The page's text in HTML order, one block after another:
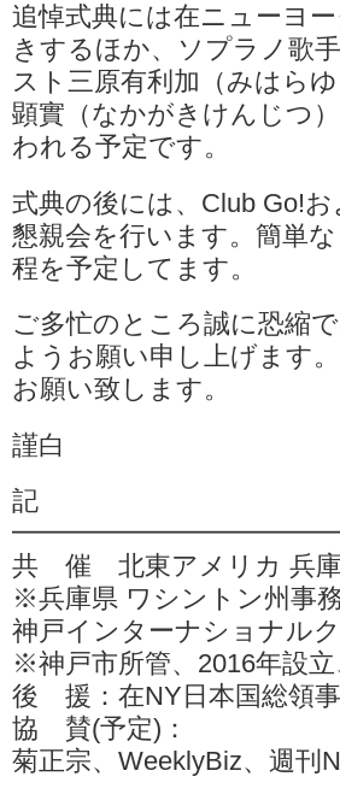
追悼式典には在ニューヨ
きするほか、ソプラノ歌
スト三原有利加（みはら
顕實（なかがきけんじつ
われる予定です。
式典の後には、Club Go!
懇親会を行います。簡単
程を予定してます。
ご多忙のところ誠に恐縮
ようお願い申し上げます
お願い致します。
謹白
記
共 催 北東アメリカ 兵庫
※兵庫県 ワシントン州事
神戸インターナショナル
※神戸市所管、2016年設立
後 援：在NY日本国総領
協 賛(予定)：
菊正宗、WeeklyBiz、週刊